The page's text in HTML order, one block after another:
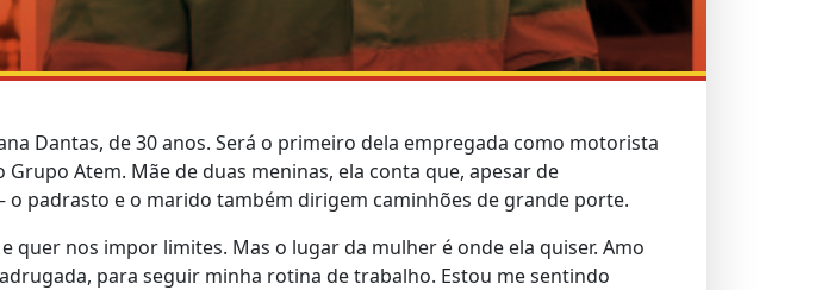
Dantas, de 30 anos. Será o primeiro dela empregada como motorista
Atem. Mãe de duas meninas, ela conta que, apesar de
padrasto e o marido também dirigem caminhões de grande porte.
quer nos impor limites. Mas o lugar da mulher é onde ela quiser. Amo
para seguir minha rotina de trabalho. Estou me sentindo